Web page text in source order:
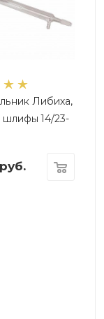
Либиха,
14/23-
руб.